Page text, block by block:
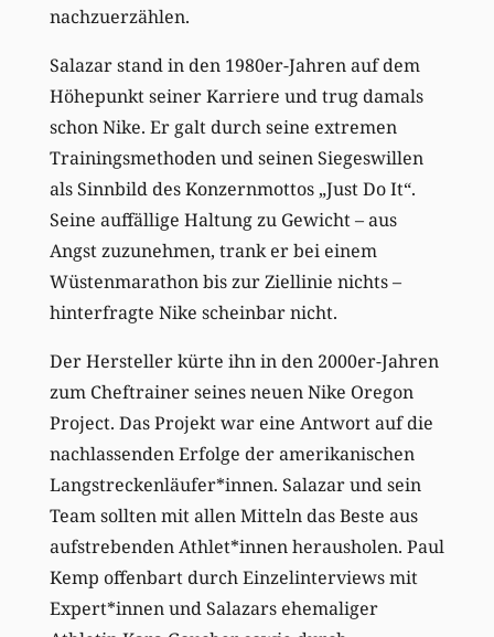
nachzuerzählen.
Salazar stand in den 1980er-Jahren auf dem
Höhepunkt seiner Karriere und trug damals
schon Nike. Er galt durch seine extremen
Trainingsmethoden und seinen Siegeswillen
als Sinnbild des Konzernmottos „Just Do It“.
Seine auffällige Haltung zu Gewicht – aus
Angst zuzunehmen, trank er bei einem
Wüstenmarathon bis zur Ziellinie nichts –
hinterfragte Nike scheinbar nicht.
Der Hersteller kürte ihn in den 2000er-Jahren
zum Cheftrainer seines neuen Nike Oregon
Project. Das Projekt war eine Antwort auf die
nachlassenden Erfolge der amerikanischen
Langstreckenläufer*innen. Salazar und sein
Team sollten mit allen Mitteln das Beste aus
aufstrebenden Athlet*innen herausholen. Paul
Kemp offenbart durch Einzelinterviews mit
Expert*innen und Salazars ehemaliger